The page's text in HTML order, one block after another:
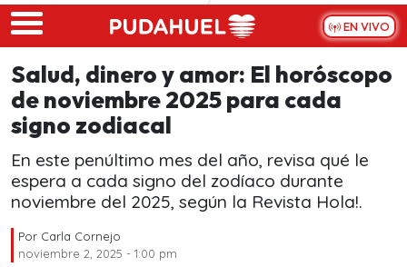
Skip to main content
EN VIVO
Salud, dinero y amor: El horóscopo
de noviembre 2025 para cada
signo zodiacal
En este penúltimo mes del año, revisa qué le
espera a cada signo del zodíaco durante
noviembre del 2025, según la Revista Hola!.
Por Carla Cornejo
noviembre 2, 2025 - 1:00 pm